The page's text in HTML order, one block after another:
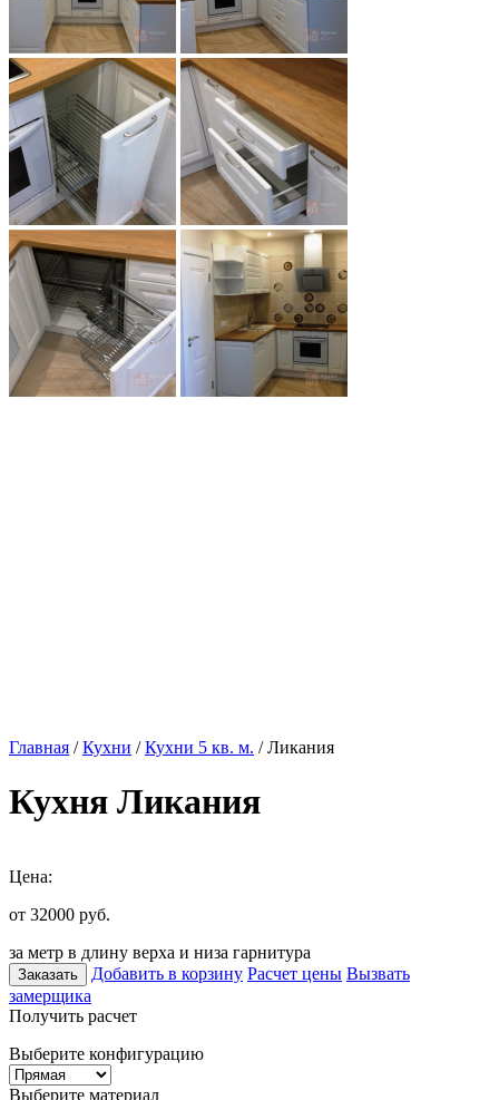
Главная /Кухни /Кухни 5 кв. м. / Ликания
Кухня Ликания
Цена:
от 32000 руб.
за метр в длину верха и низа гарнитура
Заказать Добавить в корзину Расчет цены Вызвать
замерщика
Получить расчет
Выберите конфигурацию
Выберите материал